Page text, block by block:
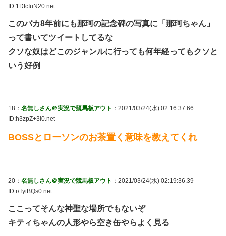
ID:1DfcIuN20.net
このバカ8年前にも那珂の記念碑の写真に「那珂ちゃん」
って書いてツイートしてるな
クソな奴はどこのジャンルに行っても何年経ってもクソと
いう好例
18： 名無しさん＠実況で競馬板アウト ：2021/03/24(水) 02:16:37.66
ID:h3zpZ+3l0.net
BOSSとローソンのお茶置く意味を教えてくれ
20： 名無しさん＠実況で競馬板アウト ：2021/03/24(水) 02:19:36.39
ID:r/TyiBQs0.net
ここってそんな神聖な場所でもないぞ
キティちゃんの人形やら空き缶やらよく見る